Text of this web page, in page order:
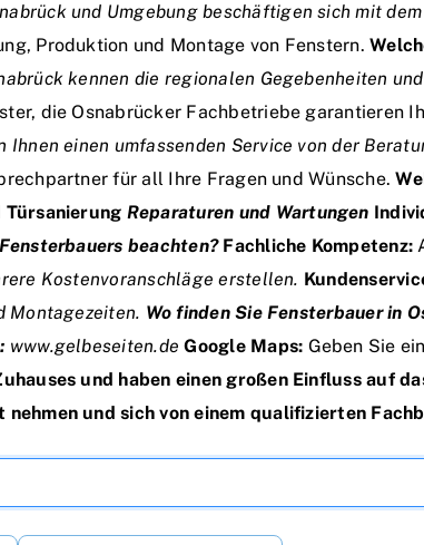
und Umgebung beschäftigen sich mit
Produktion und Montage von Fenstern.
kennen die regionalen Gegebenheiten
die Osnabrücker Fachbetriebe garantieren
Ihnen einen umfassenden Service von der
für all Ihre Fragen und Wünsche.
Türsanierung Reparaturen und Wartungen
beachten? Fachliche Kompetenz:
Kostenvoranschläge erstellen.
Montagezeiten. Wo finden Sie Fensterbauer in
www.gelbeseiten.deGoogle Maps: Geben Sie
und haben einen großen Einfluss auf
nehmen und sich von einem qualifizierten